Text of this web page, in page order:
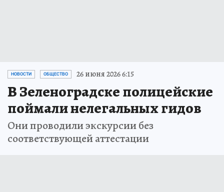
НОВОСТИ ОБЩЕСТВО 26 июня 2026 6:15
В Зеленоградске полицейские
поймали нелегальных гидов
Они проводили экскурсии без
соответствующей аттестации